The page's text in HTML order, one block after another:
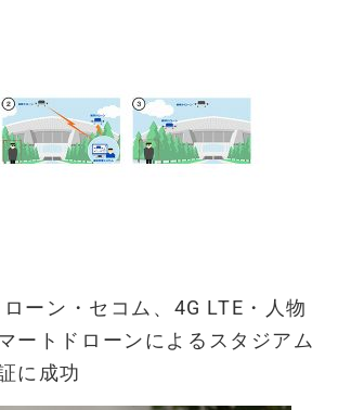
ーン・セコム、4G LTE・人物
ートドローンによるスタジアム
に成功